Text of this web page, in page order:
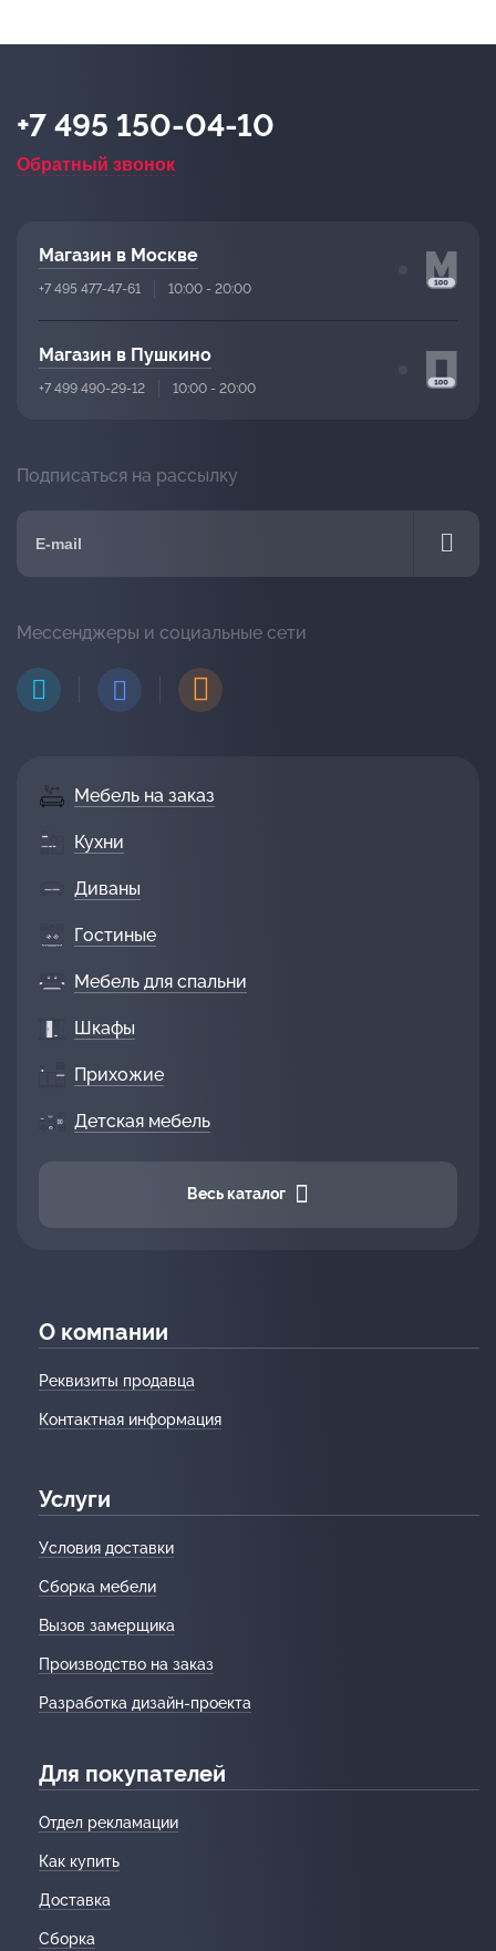
Мебель на заказ
Кухни
Диваны
Гостиные
Мебель для спальни
Шкафы
Прихожие
Детская мебель
Весь каталог
О компании
Реквизиты продавца
Контактная информация
Услуги
Условия доставки
Сборка мебели
Вызов замерщика
Производство на заказ
Разработка дизайн-проекта
Для покупателей
Отдел рекламации
Как купить
Доставка
Сборка
+7 495 150-04-10
Обратный звонок
Магазин в Москве
+7 495 477-47-61 10:00 - 20:00
Магазин в Пушкино
+7 499 490-29-12 10:00 - 20:00
Подписаться на рассылку
Мессенджеры и социальные сети